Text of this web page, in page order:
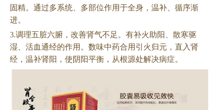
固精。通过多系统、多部位作用于全身，温补、循序渐
进。
3.调理五脏六腑，改善肾气不足。有补火助阳、散寒驱
湿、活血通经的作用。数味中药合用引火归元，直入肾
经，温补肾阳，使阴阳平衡，从根源处解决病症。